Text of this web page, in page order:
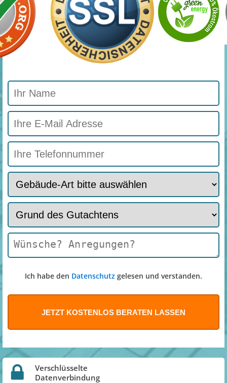
Ich habe den Datenschutz gelesen und verstanden.
Verschlüsselte
Datenverbindung